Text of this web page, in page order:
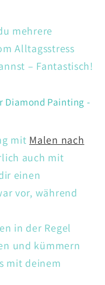
mehrere
Alltagsstress
– Fantastisch!
Diamond Painting -
mit Malen nach
auch mit
einen
vor, während
in der Regel
und kümmern
mit deinem